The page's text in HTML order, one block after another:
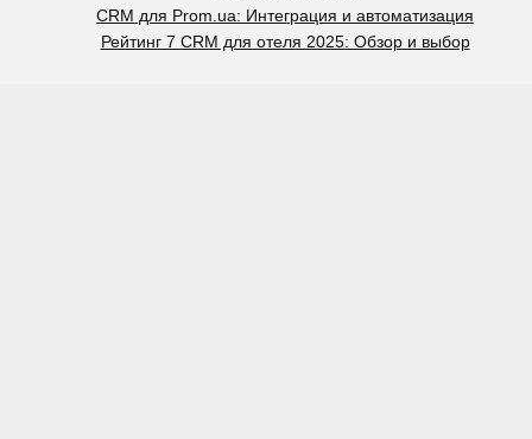
CRM для Prom.ua: Интеграция и автоматизация
Рейтинг 7 CRM для отеля 2025: Обзор и выбор